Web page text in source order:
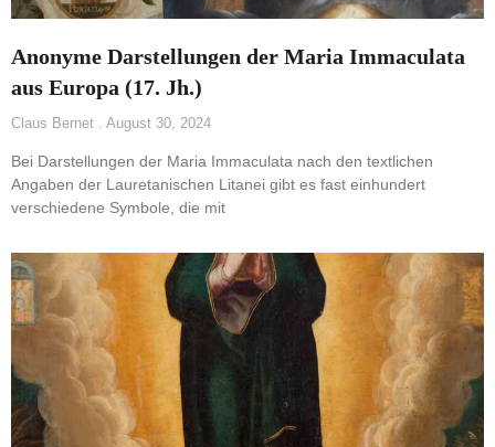
Anonyme Darstellungen der Maria Immaculata
aus Europa (17. Jh.)
Claus Bernet August 30, 2024
Bei Darstellungen der Maria Immaculata nach den textlichen
Angaben der Lauretanischen Litanei gibt es fast einhundert
verschiedene Symbole, die mit